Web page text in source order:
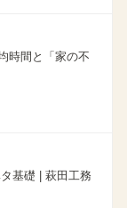
時間と「家の不
基礎 | 萩田工務